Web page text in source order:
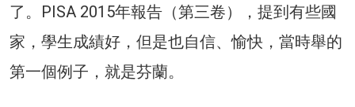
了。PISA 2015年報告（第三卷），提到有些國
家，學生成績好，但是也自信、愉快，當時舉的
第一個例子，就是芬蘭。